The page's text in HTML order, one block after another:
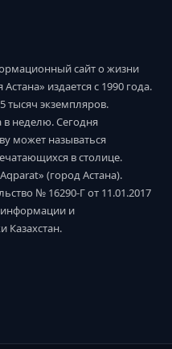
сайт о жизни
издается с 1990 года.
тысяч экземпляров.
в неделю. Сегодня
может называться
в столице.
(город Астана).
№ 16290-Г от 11.01.2017
и
Казахстан.